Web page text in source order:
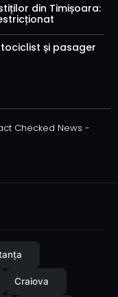
din Timișoara:
și pasager
Checked News -
Craiova